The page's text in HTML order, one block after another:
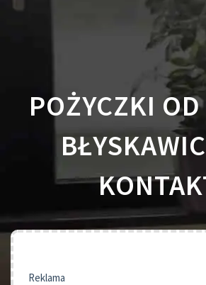
POŻYCZKI
Reklama